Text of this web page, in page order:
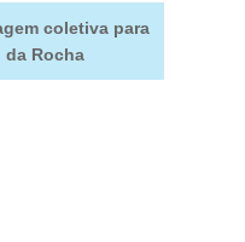
coletiva para
da Rocha